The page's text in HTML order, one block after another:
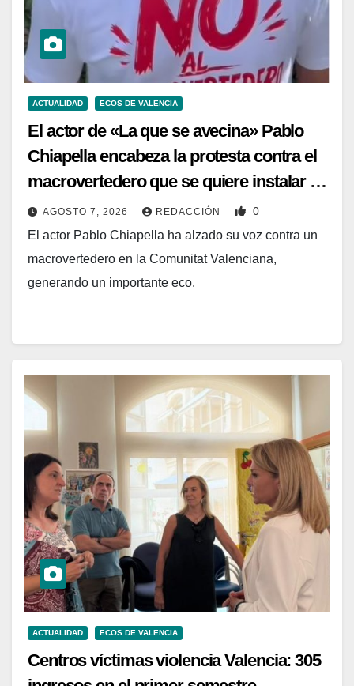
ACTUALIDAD ECOS DE VALENCIA
El actor de «La que se avecina» Pablo
Chiapella encabeza la protesta contra el
macrovertedero que se quiere instalar en
Zarra
AGOSTO 7, 2026 REDACCIÓN 0
El actor Pablo Chiapella ha alzado su voz contra un
macrovertedero en la Comunitat Valenciana,
generando un importante eco.
ACTUALIDAD ECOS DE VALENCIA
Centros víctimas violencia Valencia: 305